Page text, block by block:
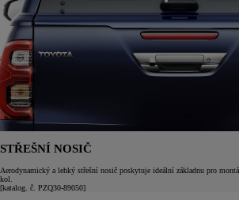
STŘEŠNÍ NOSIČ
Aerodynamický a lehký střešní nosič poskytuje ideální základnu pro
kol.
[katalog. č. PZQ30-89050]